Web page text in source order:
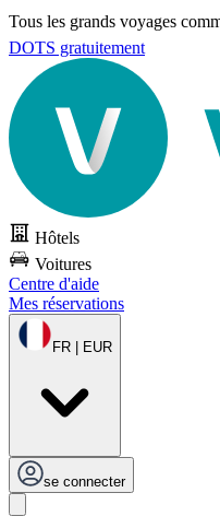
Tous les grands voyages
DOTS gratuitement
Hôtels
Voitures
Centre d'aide
Mes réservations
FR | EUR
se connecter